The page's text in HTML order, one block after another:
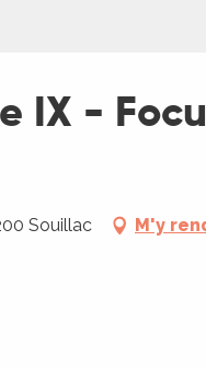
IX -
Souillac M'y